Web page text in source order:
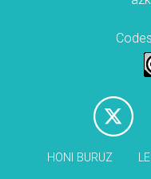
HONI BURUZ